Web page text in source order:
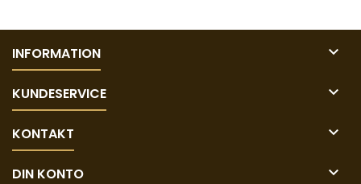
INFORMATION 
KUNDESERVICE 
KONTAKT 
DIN KONTO 